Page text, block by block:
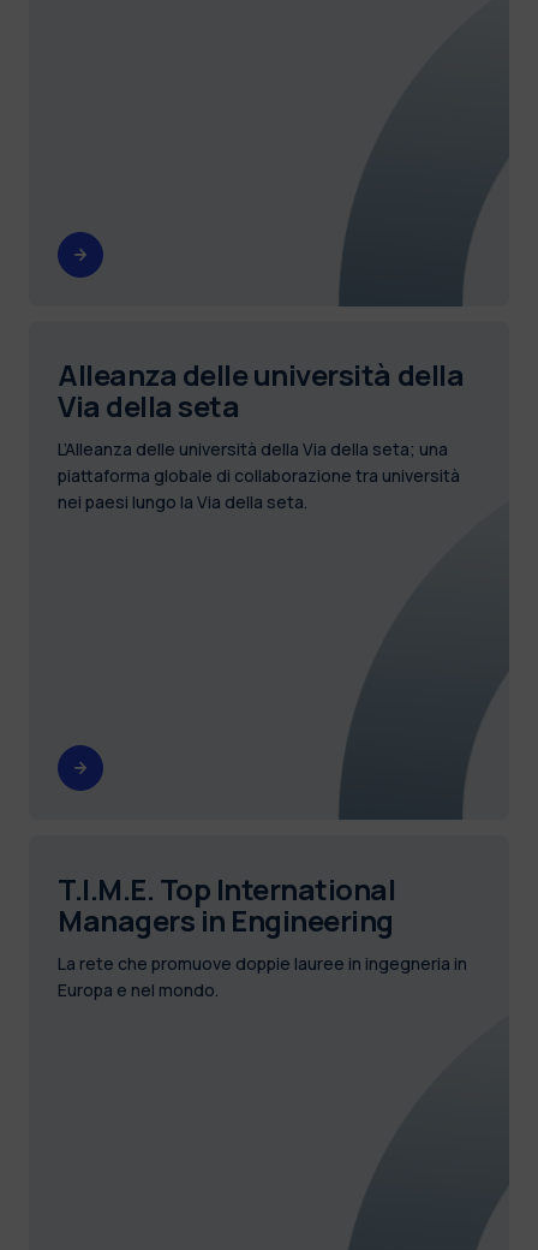
Alleanza delle università della
Via della seta
L’Alleanza delle università della Via della seta; una
piattaforma globale di collaborazione tra università
nei paesi lungo la Via della seta.
T.I.M.E. Top International
Managers in Engineering
La rete che promuove doppie lauree in ingegneria in
Europa e nel mondo.